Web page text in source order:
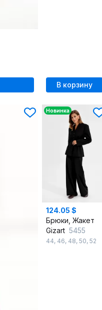
В корзину
Новинка
124.05 $
Брюки, Жакет
Gizart 5455
44, 46, 48, 50, 52